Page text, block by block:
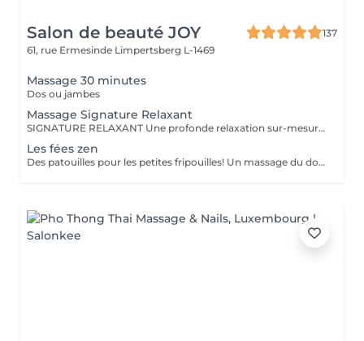
Salon de beauté JOY
137
61, rue Ermesinde Limpertsberg L-1469
Massage 30 minutes
Dos ou jambes
Massage Signature Relaxant
SIGNATURE RELAXANT Une profonde relaxation sur-mesure avec ce massage signature réalisé avec les iconiques essences d'estime, huiles végétales 100% biologiques. Pour être profondément détendu.e. Inspiré du modelage californien, le massage signature relaxant associe les mouvements lents, fluides, enveloppants, harmonieux, qui enveloppent le corps dans sa globalité.
Les fées zen
Des patouilles pour les petites fripouilles! Un massage du dos , des bras, des mains . Une sensation de calme et d'apaisement , un temps pour soi pour déconnecter des tablettes et reconnecter avec son corps et son esprit.